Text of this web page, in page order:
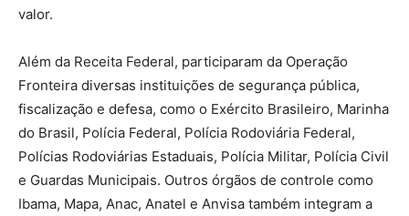
valor.
Além da Receita Federal, participaram da Operação
Fronteira diversas instituições de segurança pública,
fiscalização e defesa, como o Exército Brasileiro, Marinha
do Brasil, Polícia Federal, Polícia Rodoviária Federal,
Polícias Rodoviárias Estaduais, Polícia Militar, Polícia Civil
e Guardas Municipais. Outros órgãos de controle como
Ibama, Mapa, Anac, Anatel e Anvisa também integram a